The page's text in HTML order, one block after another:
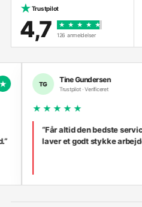
★Trustpilot
4,7 ★ ★ ★ ★ ★
126 anmeldelser
Tine Gundersen
Trustpilot · Verificeret
altid den bedste service her. De
et godt stykke arbejde.”